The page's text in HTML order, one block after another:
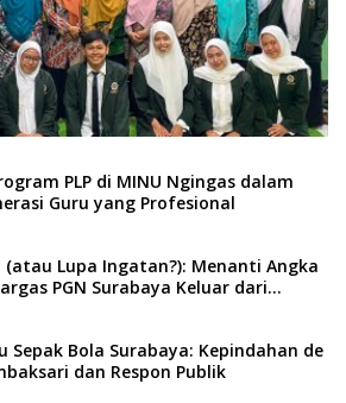
PLP di MINU Ngingas dalam
Guru yang Profesional
(atau Lupa Ingatan?): Menanti Angka
PGN Surabaya Keluar dari
Sepak Bola Surabaya: Kepindahan de
dan Respon Publik